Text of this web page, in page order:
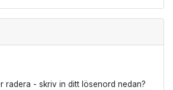
radera - skriv in ditt lösenord nedan?